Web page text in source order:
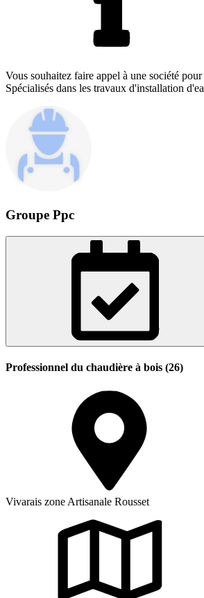
Vous souhaitez faire appel à une société
Spécialisés dans les travaux d'installation
Groupe Ppc
Professionnel du chaudière à bois (26)
Vivarais zone Artisanale Rousset